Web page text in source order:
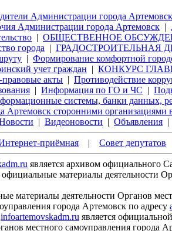
Администрации города Артемовск
Администрации города Артемовск |
| ОБЩЕСТВЕННОЕ
города | ГРАДОСТРОИТЕЛЬНАЯ
| Формирование комфортной
учет граждан | КОНКУРС
акты | Противодействие
| Информация по ГО и ЧС |
системы, банки данных,
Артемовск сторонними организациями
| Видеоновости | Объявления |
приёмная | Совет депутатов
является архивом официального
материалы деятельности
материалы деятельности Органов
города Артемовск по адресу
infoartemovskadm.ru является
местного самоуправления города